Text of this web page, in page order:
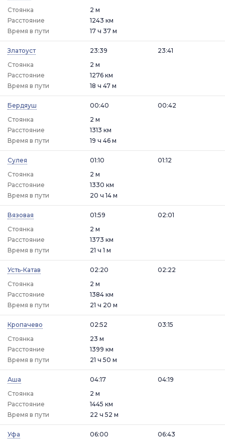
Стоянка
2 м
Расстояние
1243 км
Время в пути
17 ч 37 м
Златоуст
23:39
Стоянка
2 м
23:41
Расстояние
1276 км
Время в пути
18 ч 47 м
Бердяуш
00:40
Стоянка
2 м
00:42
Расстояние
1313 км
Время в пути
19 ч 46 м
Сулея
01:10
Стоянка
2 м
01:12
Расстояние
1330 км
Время в пути
20 ч 14 м
Вязовая
01:59
Стоянка
2 м
02:01
Расстояние
1373 км
Время в пути
21 ч 1 м
Усть-Катав
02:20
Стоянка
2 м
02:22
Расстояние
1384 км
Время в пути
21 ч 20 м
Кропачево
02:52
Стоянка
23 м
03:15
Расстояние
1399 км
Время в пути
21 ч 50 м
Аша
04:17
Стоянка
2 м
04:19
Расстояние
1445 км
Время в пути
22 ч 52 м
Уфа
06:00
06:43